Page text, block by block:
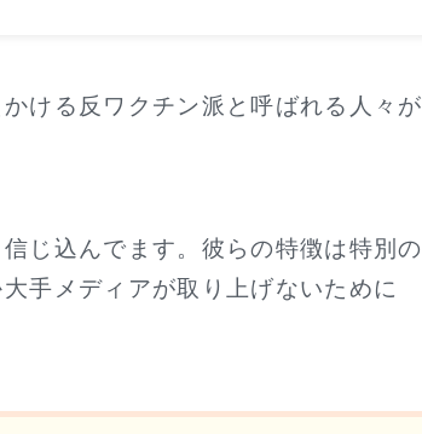
ける反ワクチン派と呼ばれる人々が
じ込んでます。彼らの特徴は特別の
手メディアが取り上げないために